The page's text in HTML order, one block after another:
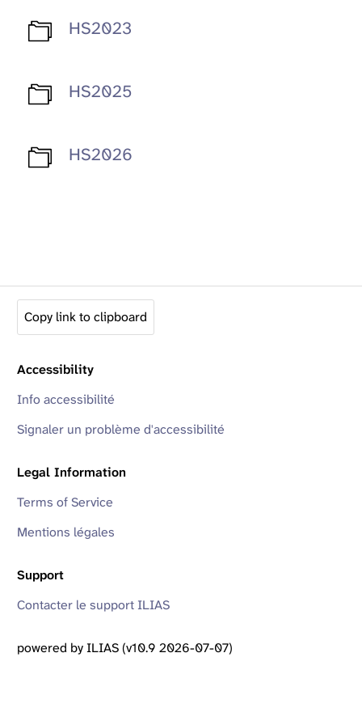
HS2023
HS2025
HS2026
Copy link to clipboard
Accessibility
Info accessibilité
Signaler un problème d'accessibilité
Legal Information
Terms of Service
Mentions légales
Support
Contacter le support ILIAS
powered by ILIAS (v10.9 2026-07-07)